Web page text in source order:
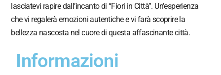
lasciatevi rapire dall’incanto di “Fiori in Città”. Un’esperienza
che vi regalerà emozioni autentiche e vi farà scoprire la
bellezza nascosta nel cuore di questa affascinante città.
Informazioni